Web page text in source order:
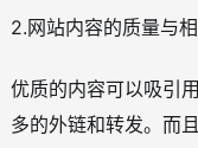
2.网站内容的质量与
优质的内容可以吸引
多的外链和转发。而